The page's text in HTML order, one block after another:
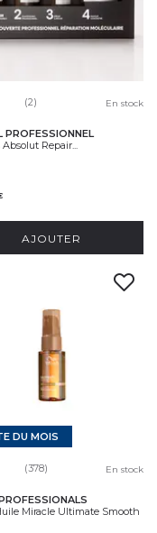
les produits
(2) En stock
PROFESSIONNEL
Repair...
AJOUTER
DU MOIS
(378) En stock
Miracle Ultimate Smooth